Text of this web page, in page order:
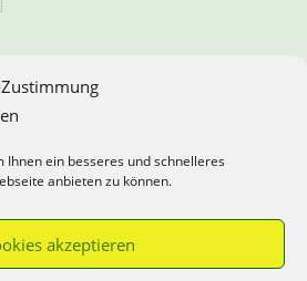
Ihnen ein besseres und schnelleres
anbieten zu können.
akzeptieren